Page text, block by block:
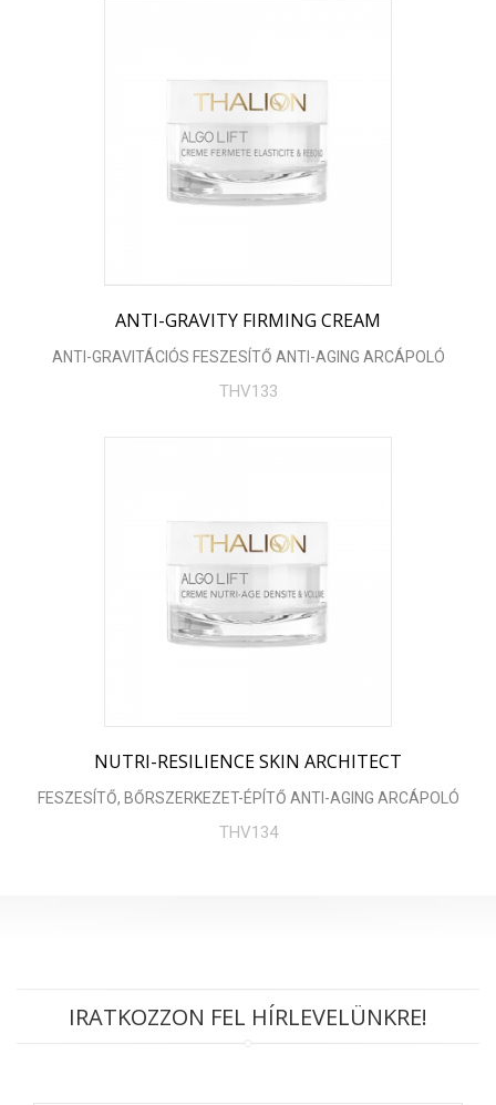
ANTI-GRAVITY FIRMING CREAM
ANTI-GRAVITÁCIÓS FESZESÍTŐ ANTI-AGING ARCÁPOLÓ
THV133
NUTRI-RESILIENCE SKIN ARCHITECT
FESZESÍTŐ, BŐRSZERKEZET-ÉPÍTŐ ANTI-AGING ARCÁPOLÓ
THV134
IRATKOZZON FEL HÍRLEVELÜNKRE!